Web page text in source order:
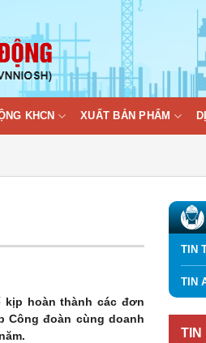
KHCN XUẤT BẢN PHẨM
kịp hoàn thành các đơn
Công đoàn cùng doanh
TIN
TIN
TIN